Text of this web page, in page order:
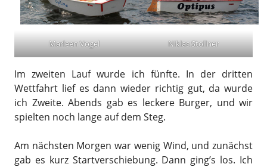
Marleen Vogel Niklas Stollner
Im zweiten Lauf wurde ich fünfte. In der dritten
Wettfahrt lief es dann wieder richtig gut, da wurde
ich Zweite. Abends gab es leckere Burger, und wir
spielten noch lange auf dem Steg.
Am nächsten Morgen war wenig Wind, und zunächst
gab es kurz Startverschiebung. Dann ging’s los. Ich